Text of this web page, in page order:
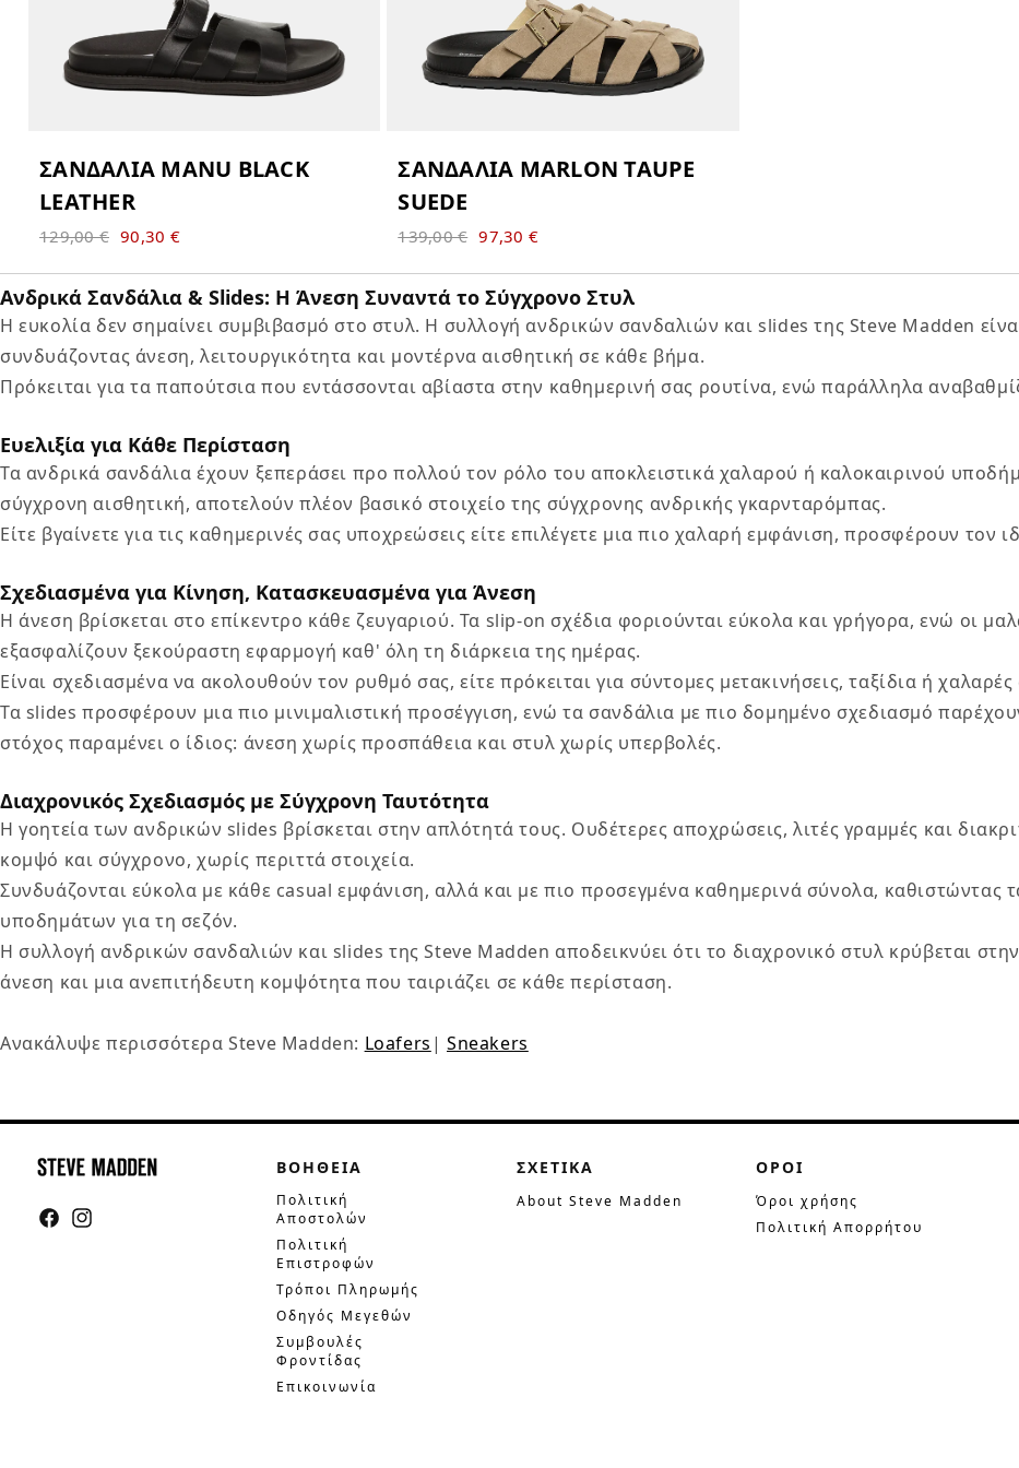
Ανδρικά Σανδάλια & Slides: Η Άνεση Συναντά το Σύγχρονο Στυλ
Η ευκολία δεν σημαίνει συμβιβασμό στο στυλ. Η συλλογή ανδρικών σανδαλιών και slides της Steve Madden
συνδυάζοντας άνεση, λειτουργικότητα και μοντέρνα αισθητική σε κάθε βήμα.
Πρόκειται για τα παπούτσια που εντάσσονται αβίαστα στην καθημερινή σας ρουτίνα, ενώ παράλληλα
Ευελιξία για Κάθε Περίσταση
Τα ανδρικά σανδάλια έχουν ξεπεράσει προ πολλού τον ρόλο του αποκλειστικά χαλαρού ή καλοκαιρινού
σύγχρονη αισθητική, αποτελούν πλέον βασικό στοιχείο της σύγχρονης ανδρικής γκαρνταρόμπας.
Είτε βγαίνετε για τις καθημερινές σας υποχρεώσεις είτε επιλέγετε μια πιο χαλαρή εμφάνιση, προσφέρουν τον
Σχεδιασμένα για Κίνηση, Κατασκευασμένα για Άνεση
Η άνεση βρίσκεται στο επίκεντρο κάθε ζευγαριού. Τα slip-on σχέδια φοριούνται εύκολα και γρήγορα, ενώ οι
εξασφαλίζουν ξεκούραστη εφαρμογή καθ' όλη τη διάρκεια της ημέρας.
Είναι σχεδιασμένα να ακολουθούν τον ρυθμό σας, είτε πρόκειται για σύντομες μετακινήσεις, ταξίδια ή
Τα slides προσφέρουν μια πιο μινιμαλιστική προσέγγιση, ενώ τα σανδάλια με πιο δομημένο σχεδιασμό
στόχος παραμένει ο ίδιος: άνεση χωρίς προσπάθεια και στυλ χωρίς υπερβολές.
Διαχρονικός Σχεδιασμός με Σύγχρονη Ταυτότητα
Η γοητεία των ανδρικών slides βρίσκεται στην απλότητά τους. Ουδέτερες αποχρώσεις, λιτές γραμμές και
κομψό και σύγχρονο, χωρίς περιττά στοιχεία.
Συνδυάζονται εύκολα με κάθε casual εμφάνιση, αλλά και με πιο προσεγμένα καθημερινά σύνολα, καθιστώντας
υποδημάτων για τη σεζόν.
Η συλλογή ανδρικών σανδαλιών και slides τηςSteve Madden αποδεικνύει ότι το διαχρονικό στυλ κρύβεται
άνεση και μια ανεπιτήδευτη κομψότητα που ταιριάζει σε κάθε περίσταση.
Ανακάλυψε περισσότερα Steve Madden: Loafers |Sneakers
FacebookInstagram
ΒΟΗΘΕΙΑ
Πολιτική
Αποστολών
Πολιτική
Επιστροφών
Τρόποι Πληρωμής
Οδηγός Μεγεθών
Συμβουλές
Φροντίδας
Επικοινωνία
ΣΧΕΤΙΚΑ
About Steve Madden
ΟΡΟΙ
Όροι χρήσης
Πολιτική Απορρήτου